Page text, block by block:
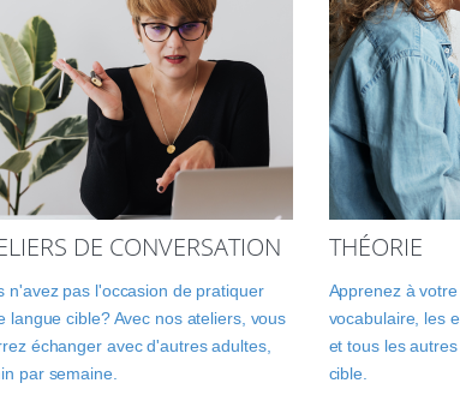
DE CONVERSATION
n'avez pas l'occasion de pratiquer
langue cible? Avec nos ateliers, vous
échanger avec d'autres adultes,
par semaine.
THÉORIE
Apprenez à
vocabulaire, les
et tous les
cible.